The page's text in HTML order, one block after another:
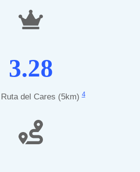
3.28
del Cares (5km)4